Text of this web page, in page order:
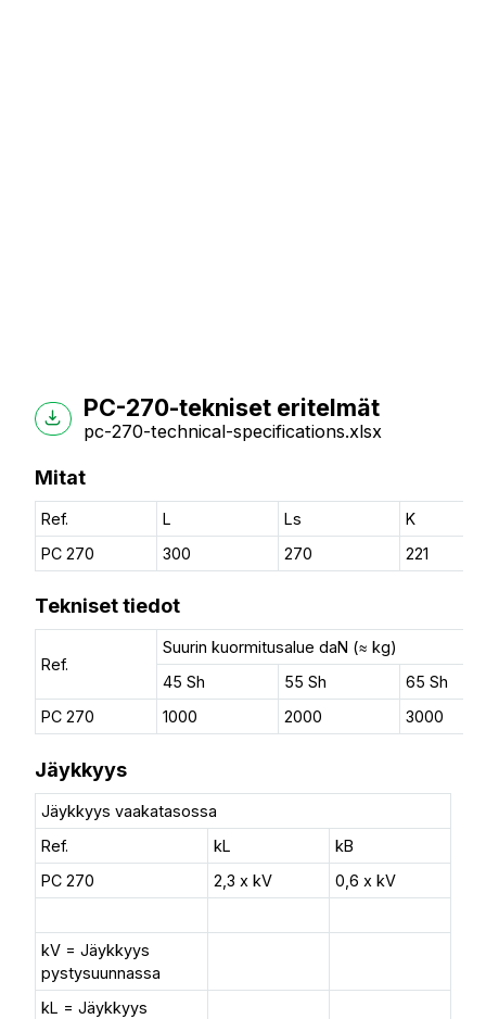
PC-270-tekniset eritelmät
pc-270-technical-specifications.xlsx
Mitat
Ref. L Ls
K
PC 270
300 270 221
Tekniset tiedot
Ref.
Suurin kuormitusalue daN (≈ kg)
45 Sh
55 Sh
65 Sh
PC 270
1000 2000 3000
Jäykkyys
Jäykkyys vaakatasossa
Ref.
kL
kB
PC 270
2,3 x kV 0,6 x kV
kV = Jäykkyys
pystysuunnassa
kL = Jäykkyys